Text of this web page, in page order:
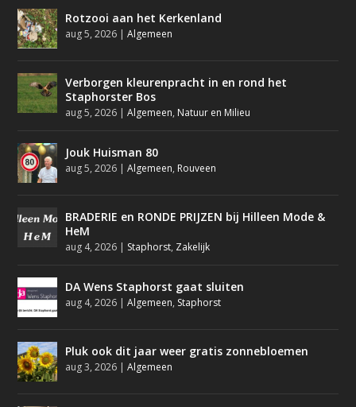
Rotzooi aan het Kerkenland
aug 5, 2026 |Algemeen
Verborgen kleurenpracht in en rond het
Staphorster Bos
aug 5, 2026 |Algemeen, Natuur en Milieu
Jouk Huisman 80
aug 5, 2026 |Algemeen, Rouveen
BRADERIE en RONDE PRIJZEN bij Hilleen Mode &
HeM
aug 4, 2026 | Staphorst, Zakelijk
DA Wens Staphorst gaat sluiten
aug 4, 2026 |Algemeen, Staphorst
Pluk ook dit jaar weer gratis zonnebloemen
aug 3, 2026 |Algemeen